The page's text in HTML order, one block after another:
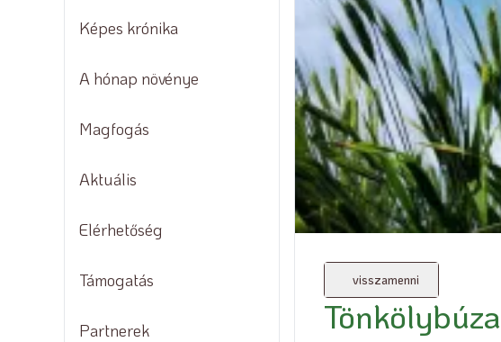
Képes krónika
A hónap növénye
Magfogás
Módszerek
Magok
Aktuális
Elérhetőség
Támogatás
Partnerek
visszamenni
Tönkölybúza